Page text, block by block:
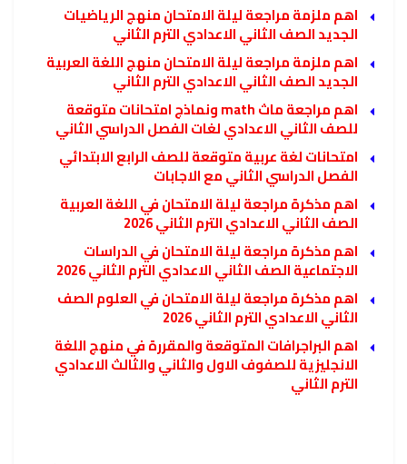
اهم ملزمة مراجعة ليلة الامتحان منهج الرياضيات
الجديد الصف الثاني الاعدادي الترم الثاني
اهم ملزمة مراجعة ليلة الامتحان منهج اللغة العربية
الجديد الصف الثاني الاعدادي الترم الثاني
اهم مراجعة ماث math ونماذج امتحانات متوقعة
للصف الثاني الاعدادي لغات الفصل الدراسي الثاني
امتحانات لغة عربية متوقعة للصف الرابع الابتدائي
الفصل الدراسي الثاني مع الاجابات
اهم مذكرة مراجعة ليلة الامتحان في اللغة العربية
الصف الثاني الاعدادي الترم الثاني 2026
اهم مذكرة مراجعة ليلة الامتحان في الدراسات
الاجتماعية الصف الثاني الاعدادي الترم الثاني 2026
اهم مذكرة مراجعة ليلة الامتحان في العلوم الصف
الثاني الاعدادي الترم الثاني 2026
اهم البراجرافات المتوقعة والمقررة في منهج اللغة
الانجليزية للصفوف الاول والثاني والثالث الاعدادي
الترم الثاني